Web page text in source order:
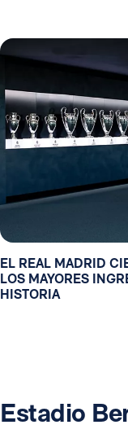
EL REAL MADRID
LOS MAYORES
HISTORIA
Estadio